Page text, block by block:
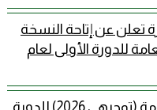
تعلن عن إتاحة النسخة
للدورة الأولى لعام